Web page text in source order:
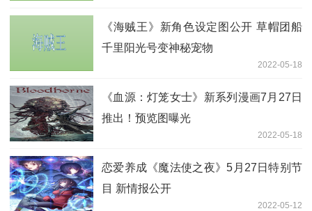
《海贼王》新角色设定图公开 草帽团船
千里阳光号变神秘宠物
2022-05-18
《血源：灯笼女士》新系列漫画7月27日
推出！预览图曝光
2022-05-18
恋爱养成《魔法使之夜》5月27日特别节
目 新情报公开
2022-05-12